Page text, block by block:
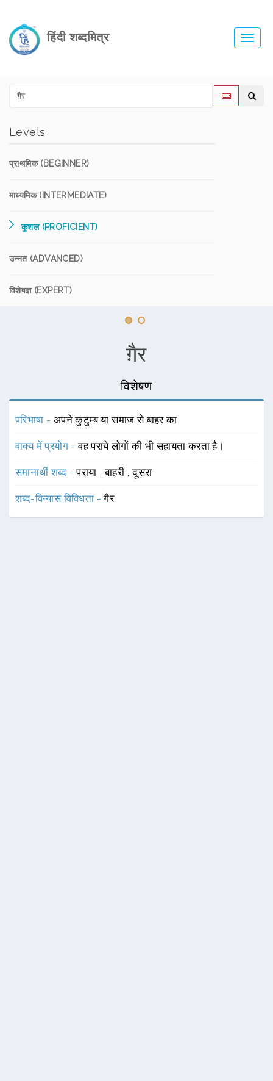
हिंदी शब्दमित्र
Levels
प्राथमिक (BEGINNER)
माध्यमिक (INTERMEDIATE)
कुशल (PROFICIENT)
उन्नत (ADVANCED)
विशेषज्ञ (EXPERT)
ग़ैर
विशेषण
परिभाषा - अपने कुटुम्ब या समाज से बाहर का
वाक्य में प्रयोग -वह पराये लोगों की भी सहायता करता है।
समानार्थी शब्द -पराया ,बाहरी ,दूसरा
शब्द-विन्यास विविधता -गैर